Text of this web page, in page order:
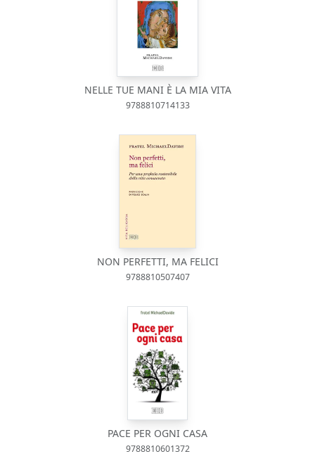
NELLE TUE MANI È LA MIA VITA
9788810714133
NON PERFETTI, MA FELICI
9788810507407
PACE PER OGNI CASA
9788810601372